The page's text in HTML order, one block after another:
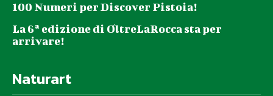
100 Numeri per Discover Pistoia!
La 6ª edizione di OltreLaRocca sta per
arrivare!
Naturart